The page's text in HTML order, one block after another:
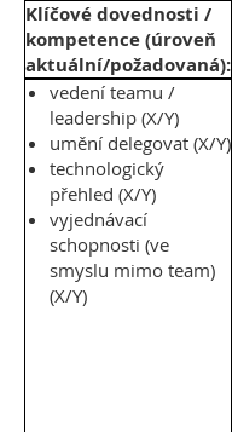
Klíčové dovednosti /
kompetence (úroveň
aktuální/požadovaná):
vedení teamu /
leadership (X/Y)
umění delegovat (X/Y)
technologický
přehled (X/Y)
vyjednávací
schopnosti (ve
smyslu mimo team)
(X/Y)